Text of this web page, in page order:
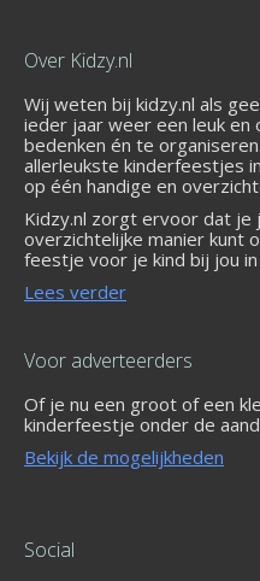
Over Kidzy.nl
Wij weten bij kidzy.nl als
ieder jaar weer een leuk
bedenken én te
allerleukste kinderfeestjes
op één handige en
Kidzy.nl zorgt ervoor dat je
overzichtelijke manier kunt
feestje voor je kind bij jou
Lees verder
Voor adverteerders
Of je nu een groot of een
kinderfeestje onder de
Bekijk de mogelijkheden
Social